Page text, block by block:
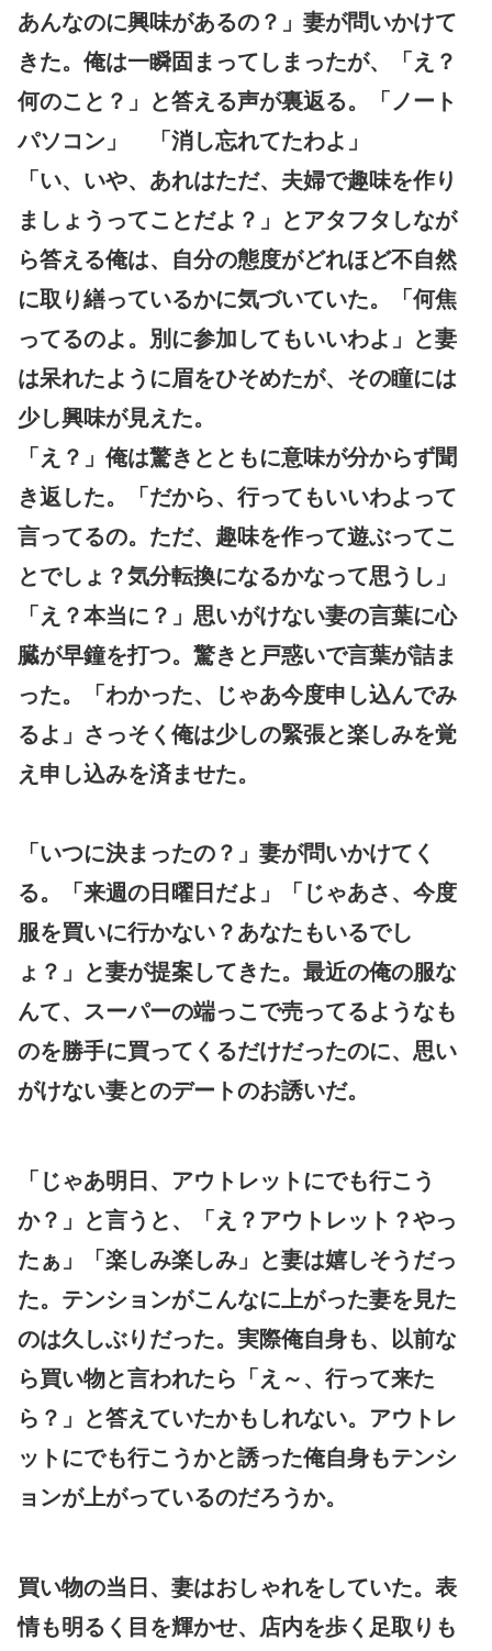
あんなのに興味があるの？」妻が問いかけて
きた。俺は一瞬固まってしまったが、「え？
何のこと？」と答える声が裏返る。「ノート
パソコン」 「消し忘れてたわよ」
「い、いや、あれはただ、夫婦で趣味を作り
ましょうってことだよ？」とアタフタしなが
ら答える俺は、自分の態度がどれほど不自然
に取り繕っているかに気づいていた。「何焦
ってるのよ。別に参加してもいいわよ」と妻
は呆れたように眉をひそめたが、その瞳には
少し興味が見えた。
「え？」俺は驚きとともに意味が分からず聞
き返した。「だから、行ってもいいわよって
言ってるの。ただ、趣味を作って遊ぶってこ
とでしょ？気分転換になるかなって思うし」
「え？本当に？」思いがけない妻の言葉に心
臓が早鐘を打つ。驚きと戸惑いで言葉が詰ま
った。「わかった、じゃあ今度申し込んでみ
るよ」さっそく俺は少しの緊張と楽しみを覚
え申し込みを済ませた。
「いつに決まったの？」妻が問いかけてく
る。「来週の日曜日だよ」「じゃあさ、今度
服を買いに行かない？あなたもいるでし
ょ？」と妻が提案してきた。最近の俺の服な
んて、スーパーの端っこで売ってるようなも
のを勝手に買ってくるだけだったのに、思い
がけない妻とのデートのお誘いだ。
「じゃあ明日、アウトレットにでも行こう
か？」と言うと、「え？アウトレット？やっ
たぁ」「楽しみ楽しみ」と妻は嬉しそうだっ
た。テンションがこんなに上がった妻を見た
のは久しぶりだった。実際俺自身も、以前な
ら買い物と言われたら「え～、行って来た
ら？」と答えていたかもしれない。アウトレ
ットにでも行こうかと誘った俺自身もテンシ
ョンが上がっているのだろうか。
買い物の当日、妻はおしゃれをしていた。表
情も明るく目を輝かせ、店内を歩く足取りも